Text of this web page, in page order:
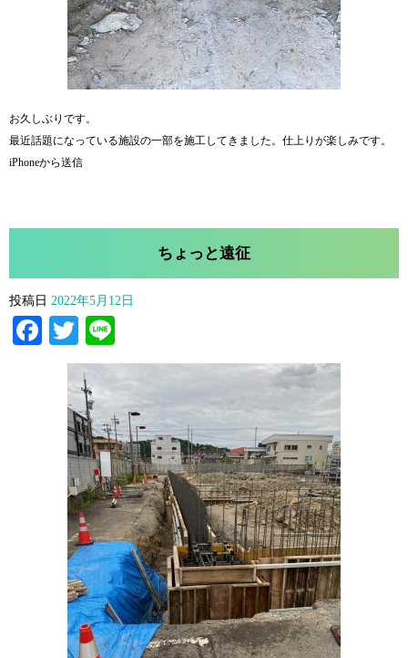
お久しぶりです。
最近話題になっている施設の一部を施工してきました。仕上りが楽しみです。
iPhoneから送信
ちょっと遠征
投稿日 2022年5月12日
Facebook
Twitter